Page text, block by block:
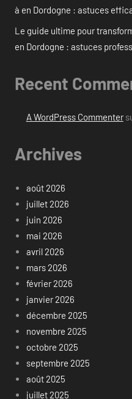
à en Dordogne : astuces
Le guide ultime pour
en Dordogne : astuces
Recent
A WordPress Commenter
Archives
août 2026
juillet 2026
juin 2026
mai 2026
avril 2026
mars 2026
février 2026
janvier 2026
décembre 2025
novembre 2025
octobre 2025
septembre 2025
août 2025
juillet 2025